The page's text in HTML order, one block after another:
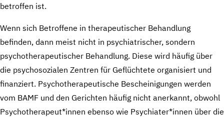
betroffen ist.
Wenn sich Betroffene in therapeutischer Behandlung
befinden, dann meist nicht in psychiatrischer, sondern
psychotherapeutischer Behandlung. Diese wird häufig über
die psychosozialen Zentren für Geflüchtete organisiert und
finanziert. Psychotherapeutische Bescheinigungen werden
vom BAMF und den Gerichten häufig nicht anerkannt, obwohl
Psychotherapeut*innen ebenso wie Psychiater*innen über die